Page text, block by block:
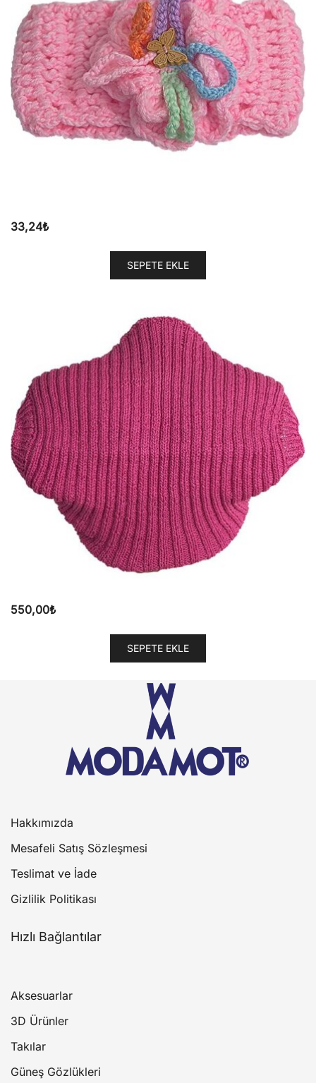
33,24₺
SEPETE EKLE
550,00₺
SEPETE EKLE
Hakkımızda
Mesafeli Satış Sözleşmesi
Teslimat ve İade
Gizlilik Politikası
Hızlı Bağlantılar
Aksesuarlar
3D Ürünler
Takılar
Güneş Gözlükleri